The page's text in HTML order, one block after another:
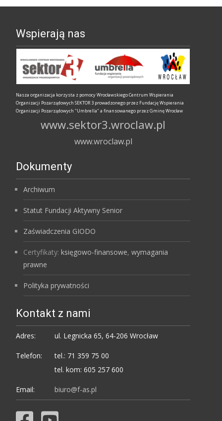
Wspierają nas
Nasza organizacja korzysta z pomocy Wrocławskiego Centrum Wspierania
Organizacji Pozarządowych SEKTOR 3 prowadzonego przez Fundację Wspierania
Organizacji Pozarządowych "Umbrella" a finansowanego przez Gminę Wrocław
www.sektor3.wroclaw.pl
www.wroclaw.pl
Dokumenty
Archiwum
Statut Fundacji Aktywny Senior
Zaświadczenia GIODO
Certyfikaty: księgowo-finansowe, wymagania
prawne
Polityka prywatności
Kontakt z nami
Adres: ul. Legnicka 65, 64-206 Wrocław
Telefon:
tel.: 71 359 75 00
tel. kom: 605 257 600
Email: biuro@f-as.pl